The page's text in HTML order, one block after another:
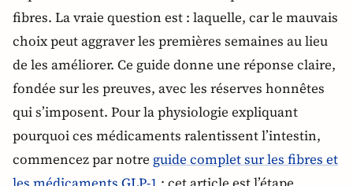
fibres. La vraie question est : laquelle, car le mauvais
choix peut aggraver les premières semaines au lieu
de les améliorer. Ce guide donne une réponse claire,
fondée sur les preuves, avec les réserves honnêtes
qui s’imposent. Pour la physiologie expliquant
pourquoi ces médicaments ralentissent l’intestin,
commencez par notre guide complet sur les fibres et